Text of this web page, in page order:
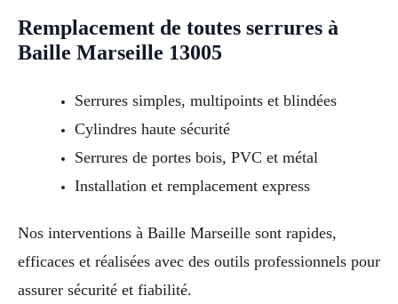
Remplacement de toutes serrures à
Baille Marseille 13005
Serrures simples, multipoints et blindées
Cylindres haute sécurité
Serrures de portes bois, PVC et métal
Installation et remplacement express
Nos interventions à Baille Marseille sont rapides,
efficaces et réalisées avec des outils professionnels pour
assurer sécurité et fiabilité.